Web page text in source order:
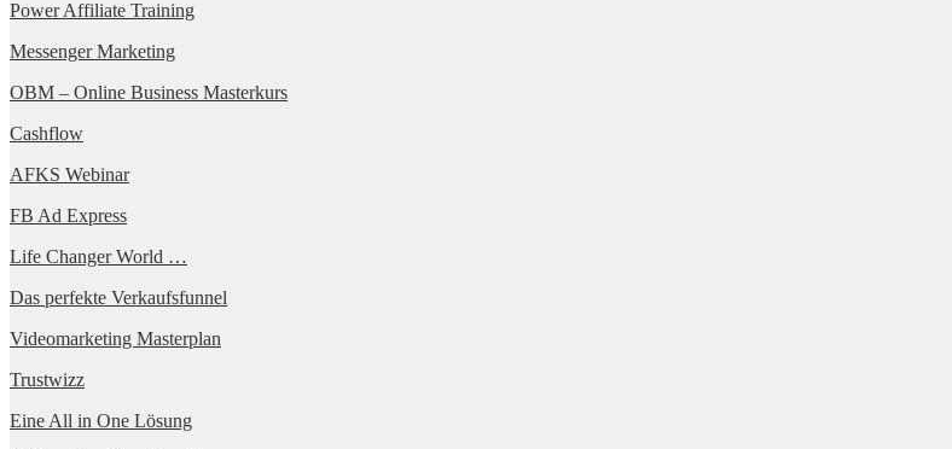
Power Affiliate Training
Messenger Marketing
OBM – Online Business Masterkurs
Cashflow
AFKS Webinar
FB Ad Express
Life Changer World …
Das perfekte Verkaufsfunnel
Videomarketing Masterplan
Trustwizz
Eine All in One Lösung